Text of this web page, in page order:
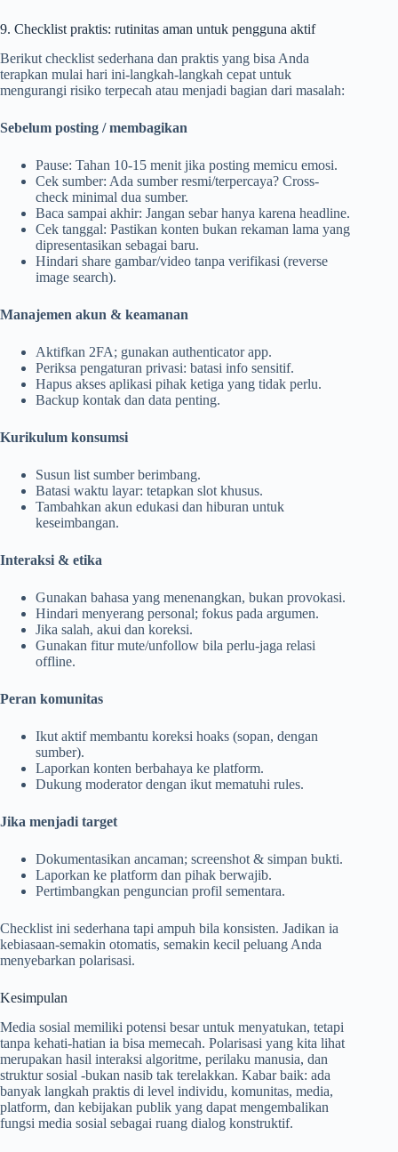
9. Checklist praktis: rutinitas aman untuk pengguna aktif
Berikut checklist sederhana dan praktis yang bisa Anda
terapkan mulai hari ini-langkah-langkah cepat untuk
mengurangi risiko terpecah atau menjadi bagian dari masalah:
Sebelum posting / membagikan
Pause: Tahan 10-15 menit jika posting memicu emosi.
Cek sumber: Ada sumber resmi/terpercaya? Cross-
check minimal dua sumber.
Baca sampai akhir: Jangan sebar hanya karena headline.
Cek tanggal: Pastikan konten bukan rekaman lama yang
dipresentasikan sebagai baru.
Hindari share gambar/video tanpa verifikasi (reverse
image search).
Manajemen akun & keamanan
Aktifkan 2FA; gunakan authenticator app.
Periksa pengaturan privasi: batasi info sensitif.
Hapus akses aplikasi pihak ketiga yang tidak perlu.
Backup kontak dan data penting.
Kurikulum konsumsi
Susun list sumber berimbang.
Batasi waktu layar: tetapkan slot khusus.
Tambahkan akun edukasi dan hiburan untuk
keseimbangan.
Interaksi & etika
Gunakan bahasa yang menenangkan, bukan provokasi.
Hindari menyerang personal; fokus pada argumen.
Jika salah, akui dan koreksi.
Gunakan fitur mute/unfollow bila perlu-jaga relasi
offline.
Peran komunitas
Ikut aktif membantu koreksi hoaks (sopan, dengan
sumber).
Laporkan konten berbahaya ke platform.
Dukung moderator dengan ikut mematuhi rules.
Jika menjadi target
Dokumentasikan ancaman; screenshot & simpan bukti.
Laporkan ke platform dan pihak berwajib.
Pertimbangkan penguncian profil sementara.
Checklist ini sederhana tapi ampuh bila konsisten. Jadikan ia
kebiasaan-semakin otomatis, semakin kecil peluang Anda
menyebarkan polarisasi.
Kesimpulan
Media sosial memiliki potensi besar untuk menyatukan, tetapi
tanpa kehati-hatian ia bisa memecah. Polarisasi yang kita lihat
merupakan hasil interaksi algoritme, perilaku manusia, dan
struktur sosial -bukan nasib tak terelakkan. Kabar baik: ada
banyak langkah praktis di level individu, komunitas, media,
platform, dan kebijakan publik yang dapat mengembalikan
fungsi media sosial sebagai ruang dialog konstruktif.